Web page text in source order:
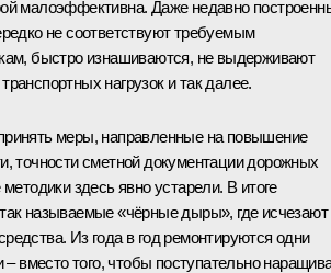
малоэффективна. Даже недавно
не соответствуют требуемым
быстро изнашиваются, не выдерживают
нагрузок и так далее.
меры, направленные на повышение
точности сметной документации дорожных
здесь явно устарели. В итоге
называемые «чёрные дыры», где исчезают
Из года в год ремонтируются одни
– вместо того, чтобы поступательно